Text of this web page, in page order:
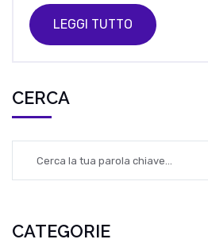
LEGGI TUTTO
CERCA
CATEGORIE